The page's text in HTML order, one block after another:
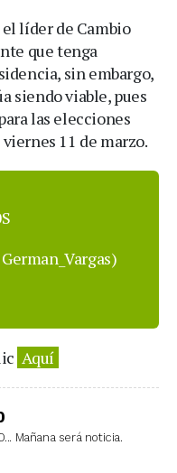
el líder de Cambio
que tenga
sin embargo,
siendo viable, pues
las elecciones
11 de marzo.
Aquí
Mañana será noticia.